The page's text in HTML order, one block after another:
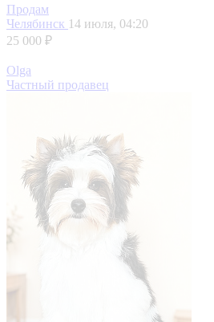
Продам
Челябинск 14 июля, 04:20
25 000 ₽
Olga
Частный продавец